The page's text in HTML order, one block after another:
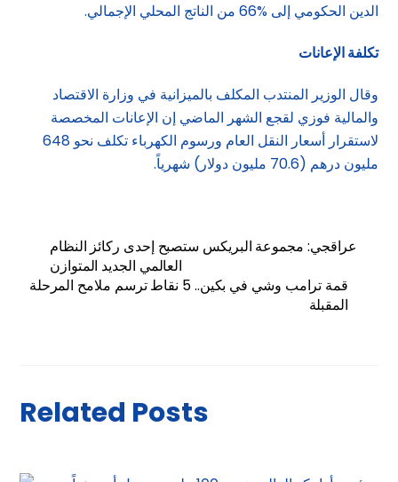
الدين الحكومي إلى %66 من الناتج المحلي الإجمالي.
تكلفة الإعانات
وقال الوزير المنتدب المكلف بالميزانية في وزارة الاقتصاد
والمالية فوزي لقجع الشهر الماضي إن الإعانات المخصصة
لاستقرار أسعار النقل العام ورسوم الكهرباء تكلف نحو 648
مليون درهم (70.6 مليون دولار) شهرياً.
عراقجي: مجموعة البريكس ستصبح إحدى ركائز النظام
العالمي الجديد المتوازن
قمة ترامب وشي في بكين.. 5 نقاط ترسم ملامح المرحلة
المقبلة
Related Posts